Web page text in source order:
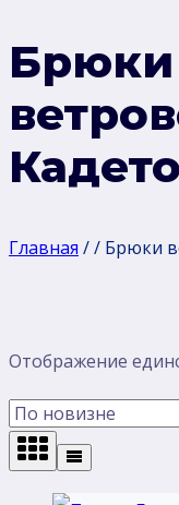
Брюки
Главная // Брюки
Отображение